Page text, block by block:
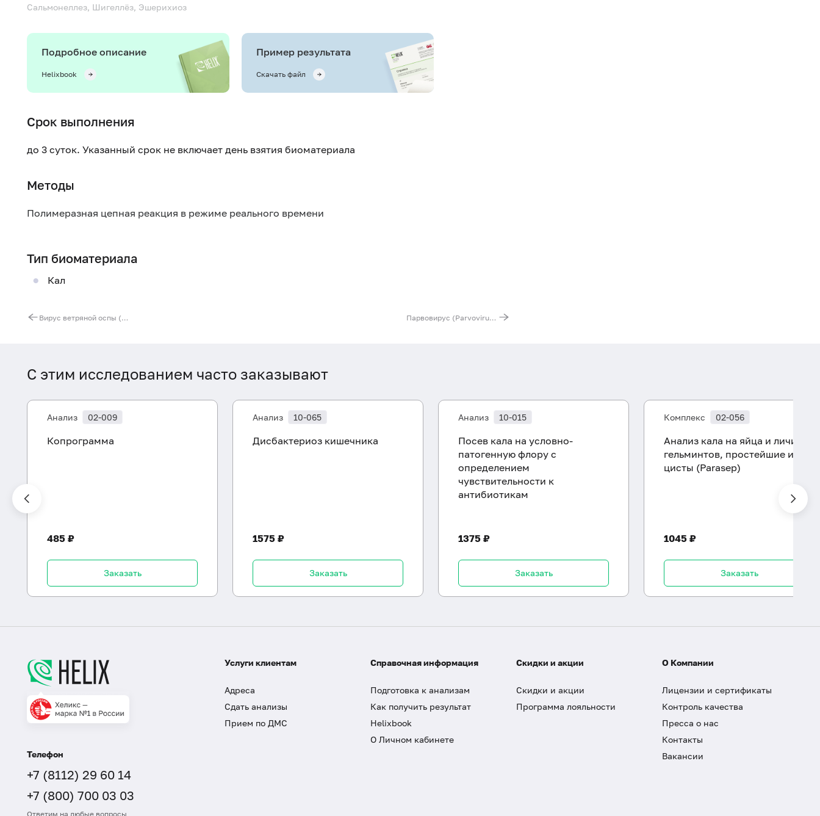
Сальмонеллез, Шигеллёз, Эшерихиоз
Подробное описание
Helixbook
Пример результата
Скачать файл
Срок выполнения
до 3 суток. Указанный срок не включает день взятия биоматериала
Методы
Полимеразная цепная реакция в режиме реального времени
Тип биоматериала
Кал
Вирус ветряной оспы (Varicella Zoster Virus), ДНК [реал-тайм ПЦР] Парвовирус (Parvovirus B19), ДНК [реал-тайм ПЦР]
С этим исследованием часто заказывают
Анализ 02-009
Копрограмма
485 ₽
Заказать
Анализ 10-065
Дисбактериоз кишечника
1575 ₽
Заказать
Анализ 10-015
Посев кала на условно-
патогенную флору с
определением
чувствительности к
антибиотикам
1375 ₽
Заказать
Комплекс 02-056
Анализ кала на яйца и личинки
гельминтов, простейшие и их
цисты (Parasep)
1045 ₽
Заказать
Телефон
+7 (8112) 29 60 14
+7 (800) 700 03 03
Ответим на любые вопросы
Услуги клиентам
Адреса
Сдать анализы
Прием по ДМС
Справочная информация
Подготовка к анализам
Как получить результат
Helixbook
О Личном кабинете
Скидки и акции
Скидки и акции
Программа лояльности
О Компании
Лицензии и сертификаты
Контроль качества
Пресса о нас
Контакты
Вакансии